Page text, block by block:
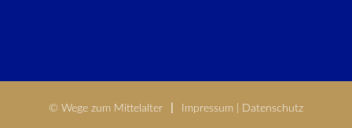
© Wege zum Mittelalter Impressum Datenschutz